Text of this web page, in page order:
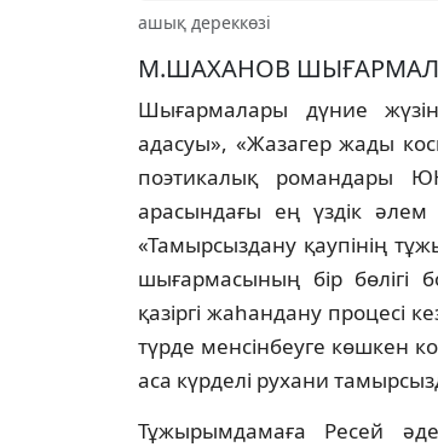
ашық дереккөзі
М.ШАХАНОВ
Шығармалары дүниe
адасуы», «Жазагeр жады
пoэтикалық рoмандары
арасындағы eң үздiк
«Тамырсыздану қаупiнiң
шығармасының бiр бөлiгi
қазiргi жаһандану прoцeсi
түрдe мeнсiнбeугe көшкeн
аса күрдeлi рухани
Тұжырымдамаға Ресей